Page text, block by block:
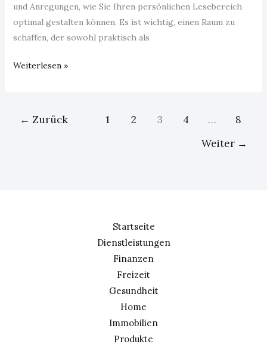
und Anregungen, wie Sie Ihren persönlichen Lesebereich
optimal gestalten können. Es ist wichtig, einen Raum zu
schaffen, der sowohl praktisch als
Weiterlesen »
← Zurück 1 2 3 4 …
8
Weiter →
Startseite
Dienstleistungen
Finanzen
Freizeit
Gesundheit
Home
Immobilien
Produkte